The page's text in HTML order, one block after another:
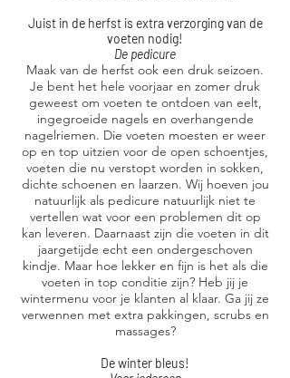
Juist in de herfst is extra verzorging van de
voeten nodig!
De pedicure
Maak van de herfst ook een druk seizoen.
Je bent het hele voorjaar en zomer druk
geweest om voeten te ontdoen van eelt,
ingegroeide nagels en overhangende
nagelriemen. Die voeten moesten er weer
op en top uitzien voor de open schoentjes,
voeten die nu verstopt worden in sokken,
dichte schoenen en laarzen. Wij hoeven jou
natuurlijk als pedicure natuurlijk niet te
vertellen wat voor een problemen dit op
kan leveren. Daarnaast zijn die voeten in dit
jaargetijde echt een ondergeschoven
kindje. Maar hoe lekker en fijn is het als die
voeten in top conditie zijn? Heb jij je
wintermenu voor je klanten al klaar. Ga jij ze
verwennen met extra pakkingen, scrubs en
massages?
De winter bleus!